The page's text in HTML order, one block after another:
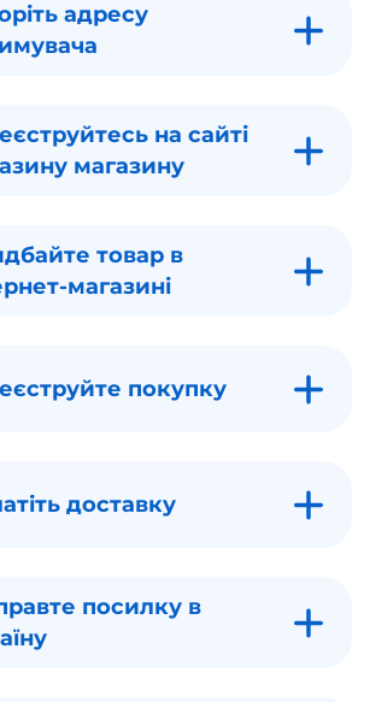
адресу
на сайті
магазину
товар в
магазині
покупку
доставку
посилку в